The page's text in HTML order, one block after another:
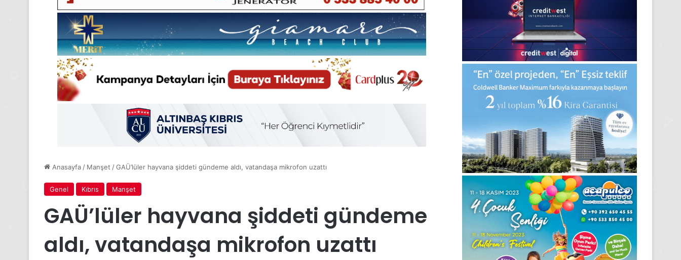
Anasayfa/ Manşet /GAÜ’lüler hayvana şiddeti gündeme aldı, vatandaşa mikrofon uzattı
Genel Kıbrıs Manşet
GAÜ’lüler hayvana şiddeti gündeme
aldı, vatandaşa mikrofon uzattı